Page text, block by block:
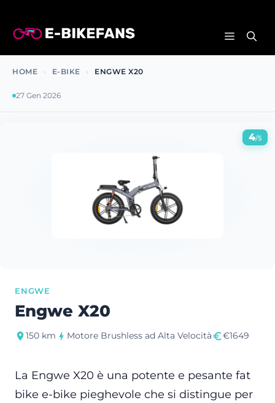
MENU
HOME › E-BIKE › ENGWE X20
27 Gen 2026
4/5
ENGWE
Engwe X20
150 km Motore Brushless ad Alta Velocità €1649
La Engwe X20 è una potente e pesante fat
bike e-bike pieghevole che si distingue per